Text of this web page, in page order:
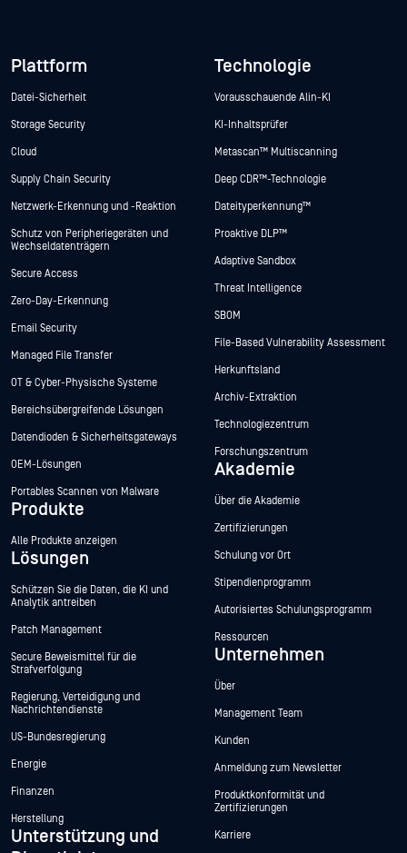
Plattform
Datei-Sicherheit
Storage Security
Cloud
Supply Chain Security
Netzwerk-Erkennung und -Reaktion
Schutz von Peripheriegeräten und
Wechseldatenträgern
Secure Access
Zero-Day-Erkennung
Email Security
Managed File Transfer
OT & Cyber-Physische Systeme
Bereichsübergreifende Lösungen
Datendioden & Sicherheitsgateways
OEM-Lösungen
Portables Scannen von Malware
Produkte
Alle Produkte anzeigen
Lösungen
Schützen Sie die Daten, die KI und
Analytik antreiben
Patch Management
Secure Beweismittel für die
Strafverfolgung
Regierung, Verteidigung und
Nachrichtendienste
US-Bundesregierung
Energie
Finanzen
Herstellung
Unterstützung und
Technologie
Vorausschauende Alin-KI
KI-Inhaltsprüfer
Metascan™ Multiscanning
Deep CDR™-Technologie
Dateityperkennung™
Proaktive DLP™
Adaptive Sandbox
Threat Intelligence
SBOM
File-Based Vulnerability Assessment
Herkunftsland
Archiv-Extraktion
Technologiezentrum
Forschungszentrum
Akademie
Über die Akademie
Zertifizierungen
Schulung vor Ort
Stipendienprogramm
Autorisiertes Schulungsprogramm
Ressourcen
Unternehmen
Über
Management Team
Kunden
Anmeldung zum Newsletter
Produktkonformität und
Zertifizierungen
Karriere